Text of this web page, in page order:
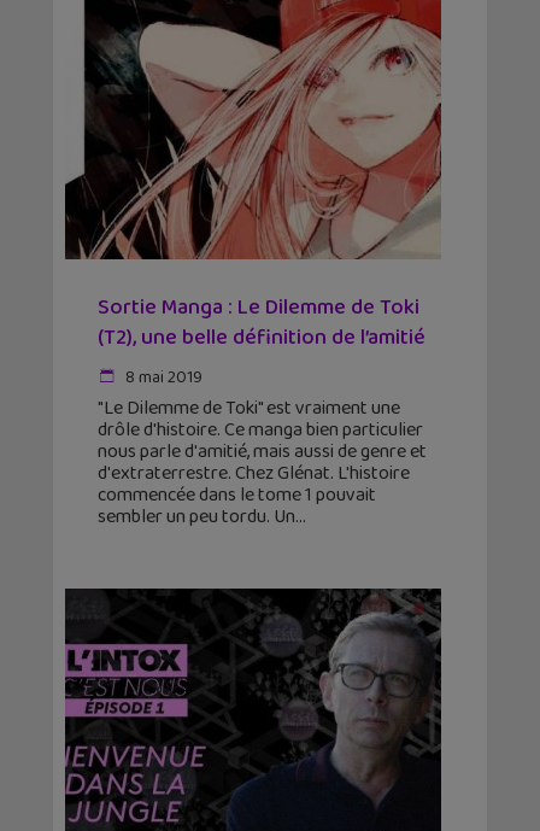
Sortie Manga : Le Dilemme de Toki
(T2), une belle définition de l’amitié
8 mai 2019
"Le Dilemme de Toki" est vraiment une
drôle d'histoire. Ce manga bien particulier
nous parle d'amitié, mais aussi de genre et
d'extraterrestre. Chez Glénat. L'histoire
commencée dans le tome 1 pouvait
sembler un peu tordu. Un